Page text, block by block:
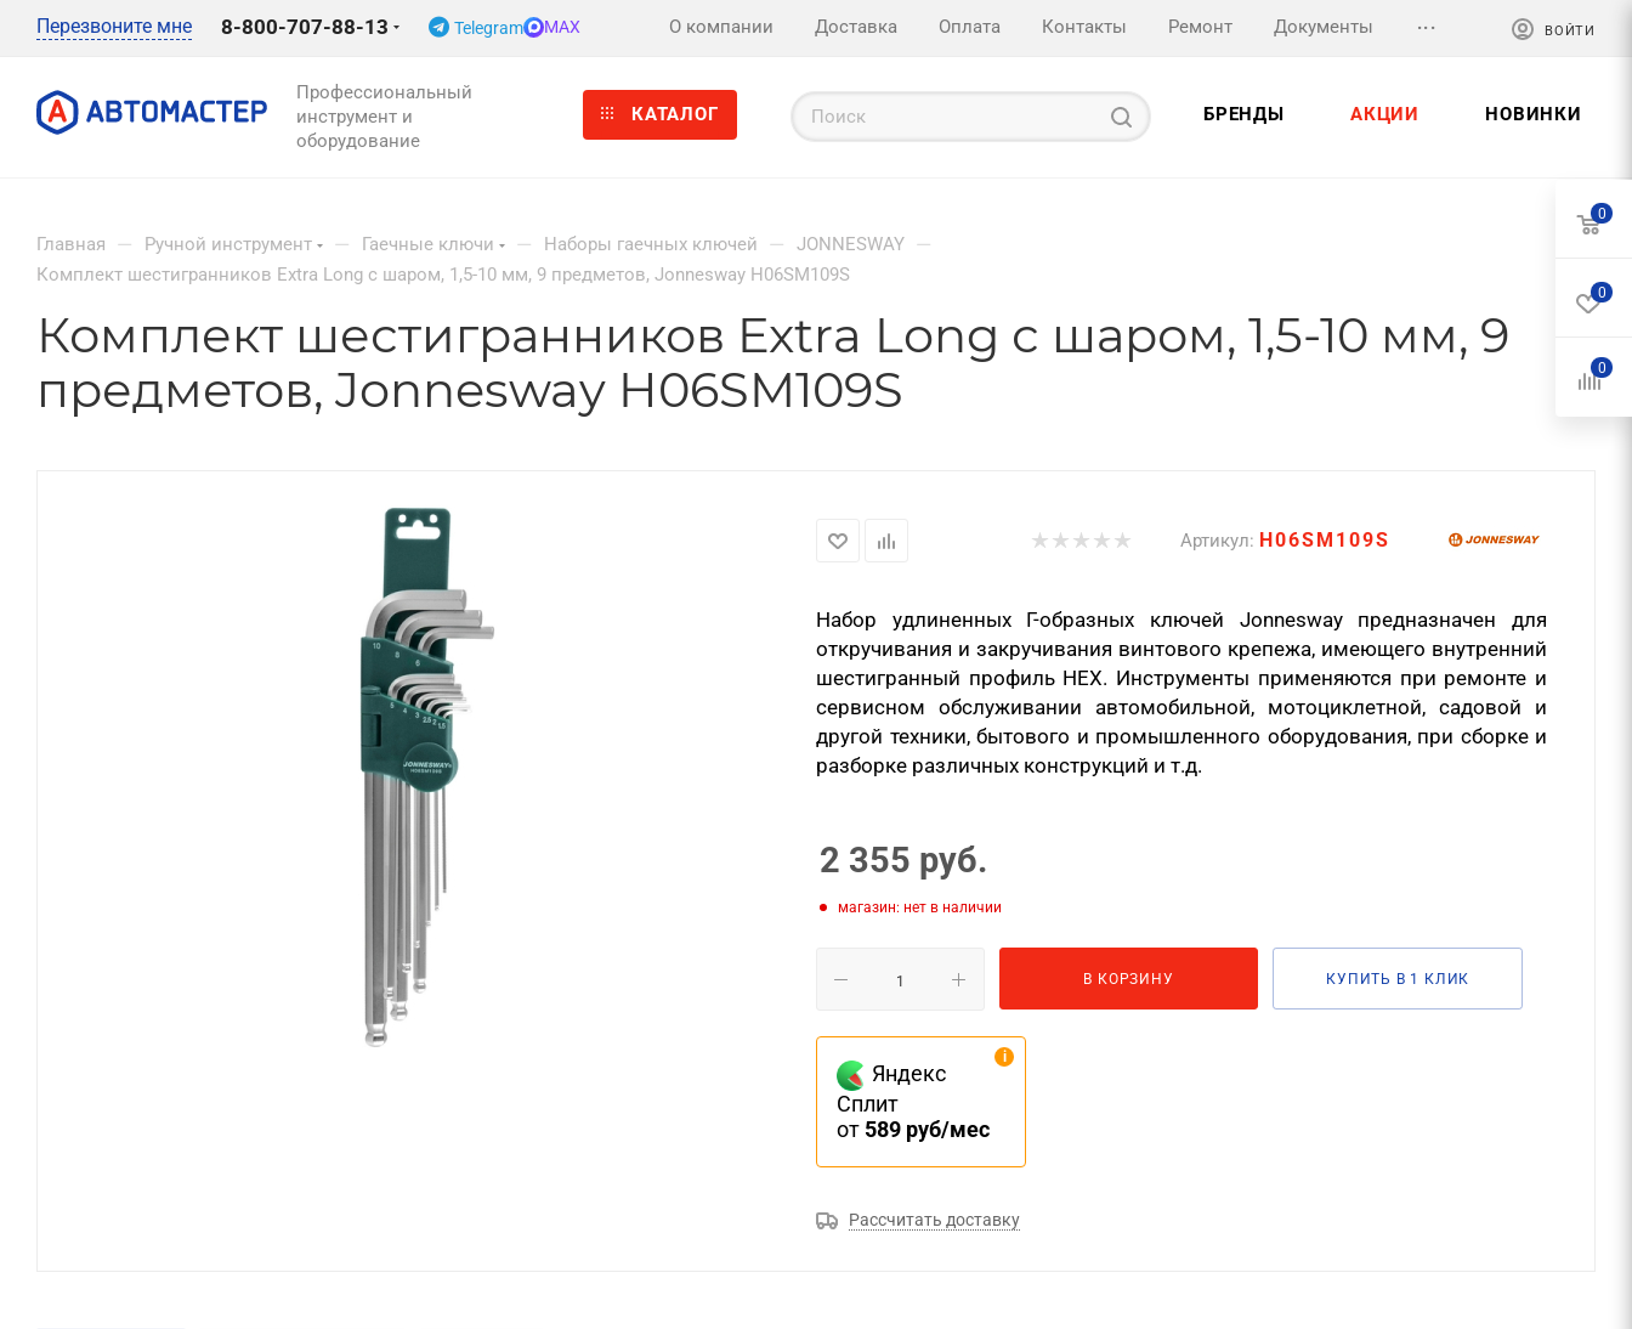
Перезвоните мне 8-800-707-88-13 Telegram MAX О компании Доставка Оплата Контакты Ремонт Документы ... ВОЙТИ
Профессиональный
инструмент и
оборудование
КАТАЛОГ БРЕНДЫ АКЦИИ НОВИНКИ
Главная — Ручной инструмент — Гаечные ключи — Наборы гаечных ключей — JONNESWAY —
Комплект шестигранников Extra Long с шаром, 1,5-10 мм, 9 предметов, Jonnesway H06SM109S
Комплект шестигранников Extra Long с шаром, 1,5-10 мм, 9
предметов, Jonnesway H06SM109S
Артикул: H06SM109S
Набор удлиненных Г-образных ключей Jonnesway предназначен для
откручивания и закручивания винтового крепежа, имеющего внутренний
шестигранный профиль HEX. Инструменты применяются при ремонте и
сервисном обслуживании автомобильной, мотоциклетной, садовой и
другой техники, бытового и промышленного оборудования, при сборке и
разборке различных конструкций и т.д.
2 355 руб.
Магазин: нет в наличии
В КОРЗИНУ КУПИТЬ В 1 КЛИК
Яндекс
Сплит
от 589 руб/мес
Рассчитать доставку
0
0
0